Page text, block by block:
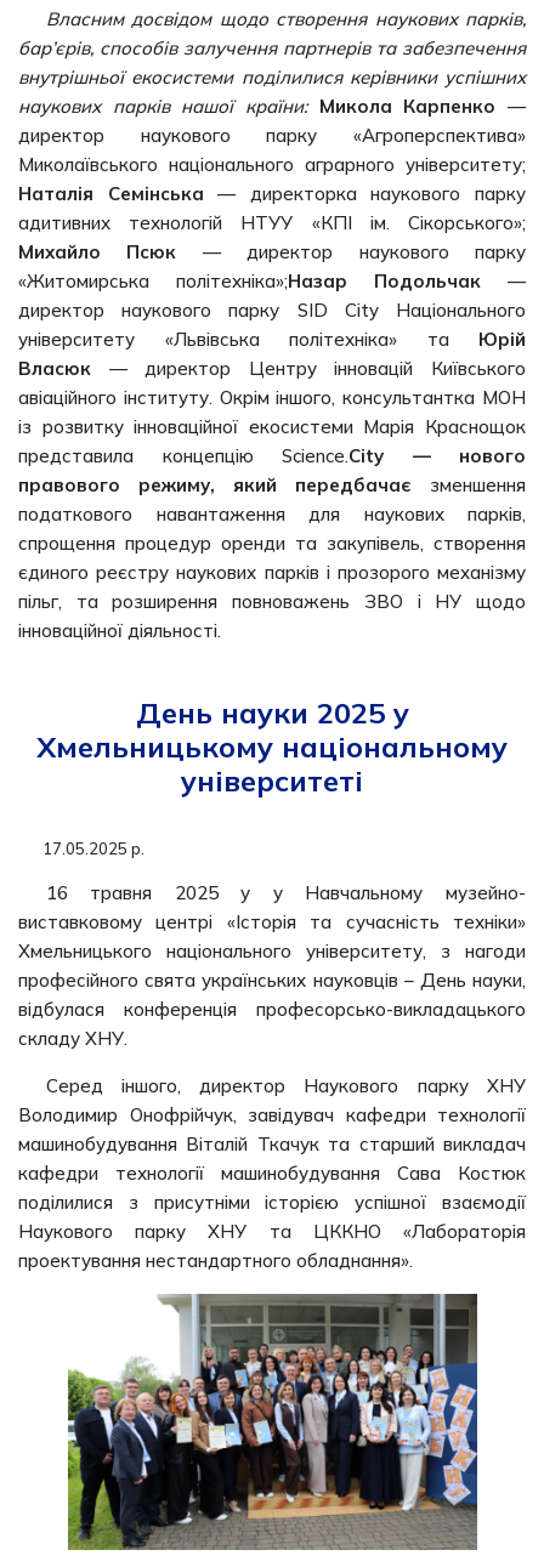
Власним досвідом щодо створення наукових парків,
бар’єрів, способів залучення партнерів та забезпечення
внутрішньої екосистеми поділилися керівники успішних
наукових парків нашої країни: Микола Карпенко —
директор наукового парку «Агроперспектива»
Миколаївського національного аграрного університету;
Наталія Семінська — директорка наукового парку
адитивних технологій НТУУ «КПІ ім. Сікорського»;
Михайло Псюк — директор наукового парку
«Житомирська політехніка»;Назар Подольчак —
директор наукового парку SID City Національного
університету «Львівська політехніка» та Юрій
Власюк — директор Центру інновацій Київського
авіаційного інституту. Окрім іншого, консультантка МОН
із розвитку інноваційної екосистеми Марія Краснощок
представила концепцію Science.City — нового
правового режиму, який передбачає
зменшення
податкового навантаження для наукових парків,
спрощення процедур оренди та закупівель, створення
єдиного реєстру наукових парків і прозорого механізму
пільг, та розширення повноважень ЗВО і НУ щодо
інноваційної діяльності.
День науки 2025 у
Хмельницькому національному
університеті
17.05.2025 р.
16 травня 2025 у у Навчальному музейно-
виставковому центрі «Історія та сучасність техніки»
Хмельницького національного університету, з нагоди
професійного свята українських науковців – День науки,
відбулася конференція професорсько-викладацького
складу ХНУ.
Серед іншого, директор Наукового парку ХНУ
Володимир Онофрійчук, завідувач кафедри технології
машинобудування Віталій Ткачук та старший викладач
кафедри технології машинобудування Сава Костюк
поділилися з присутніми історією успішної взаємодії
Наукового парку ХНУ та ЦККНО «Лабораторія
проектування нестандартного обладнання».